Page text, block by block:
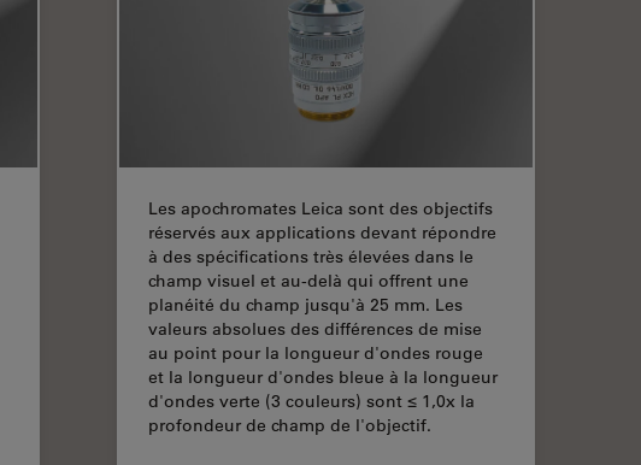
Les apochromates Leica sont des objectifs
réservés aux applications devant répondre
à des spécifications très élevées dans le
champ visuel et au-delà qui offrent une
planéité du champ jusqu'à 25 mm. Les
valeurs absolues des différences de mise
au point pour la longueur d'ondes rouge
et la longueur d'ondes bleue à la longueur
d'ondes verte (3 couleurs) sont ≤ 1,0x la
profondeur de champ de l'objectif.